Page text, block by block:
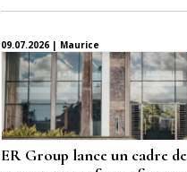
09.07.2026 | Maurice
ER Group lance un cadre